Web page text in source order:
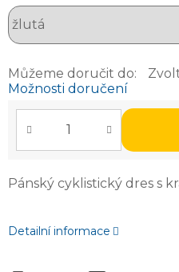
Můžeme doručit do:
Možnosti doručení
Pánský cyklistický dres s
Detailní informace